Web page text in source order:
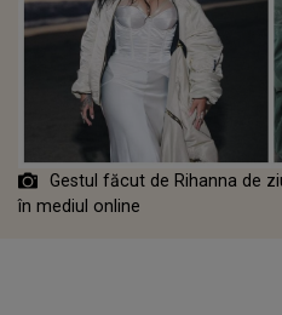
Gestul făcut de Rihanna de
în mediul online